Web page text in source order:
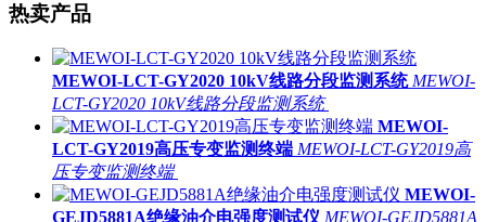
热卖产品
MEWOI-LCT-GY2020 10kV线路分段监测系统 MEWOI-
LCT-GY2020 10kV线路分段监测系统
MEWOI-
LCT-GY2019高压专变监测终端 MEWOI-LCT-GY2019高
压专变监测终端
MEWOI-
GEJD5881A绝缘油介电强度测试仪 MEWOI-GEJD5881A